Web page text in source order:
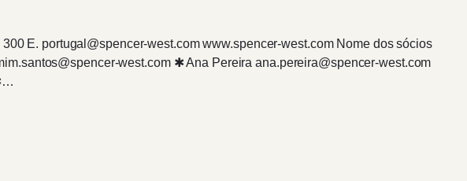
E. portugal@spencer-west.com www.spencer-west.com Nome dos sócios
west.com ✱ Ana Pereira ana.pereira@spencer-west.com